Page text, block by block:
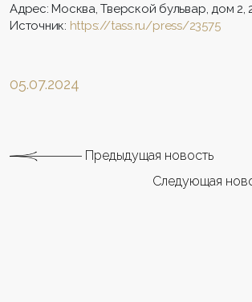
Адрес: Москва, Тверской бульвар, дом 2,
Источник: https://tass.ru/press/23575
05.07.2024
Предыдущая новость
Следующая